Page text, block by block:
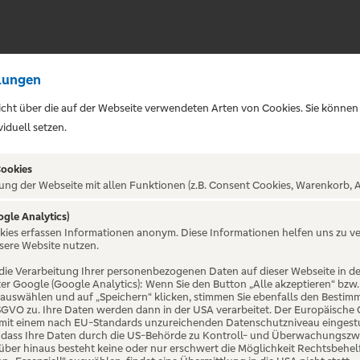
NICHT
über die auf der Webseite verwendeten Arten von Cookies. Sie
setzen.
der Webseite mit allen Funktionen (z.B. Consent Cookies, Warenkorb,
Analytics)
erfassen Informationen anonym. Diese Informationen helfen uns zu
Website nutzen.
Verarbeitung Ihrer personenbezogenen Daten auf dieser Webseite in
Google (Google Analytics): Wenn Sie den Button „Alle akzeptieren“
und auf „Speichern“ klicken, stimmen Sie ebenfalls den
zu. Ihre Daten werden dann in der USA verarbeitet. Der
einem nach EU-Standards unzureichenden Datenschutzniveau
Ihre Daten durch die US-Behörde zu Kontroll- und
hinaus besteht keine oder nur erschwert die Möglichkeit